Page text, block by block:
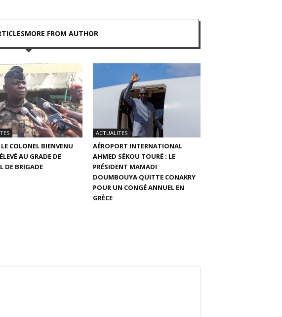
MORE FROM AUTHOR
COLONEL BIENVENU
AU GRADE DE
DE BRIGADE
ACTUALITES
AÉROPORT INTERNATIONAL
AHMED SÉKOU TOURÉ : LE
PRÉSIDENT MAMADI
DOUMBOUYA QUITTE CONAKRY
POUR UN CONGÉ ANNUEL EN
GRÈCE